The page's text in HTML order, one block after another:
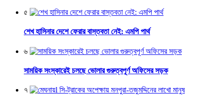
৫
শেখ হাসিনার দেশে ফেরার বাস্তবতা নেই: এমপি পার্থ
৬
সাময়িক সংস্কারেই চলছে ভোলার গুরুত্বপূর্ণ অফিসের সড়ক
৭